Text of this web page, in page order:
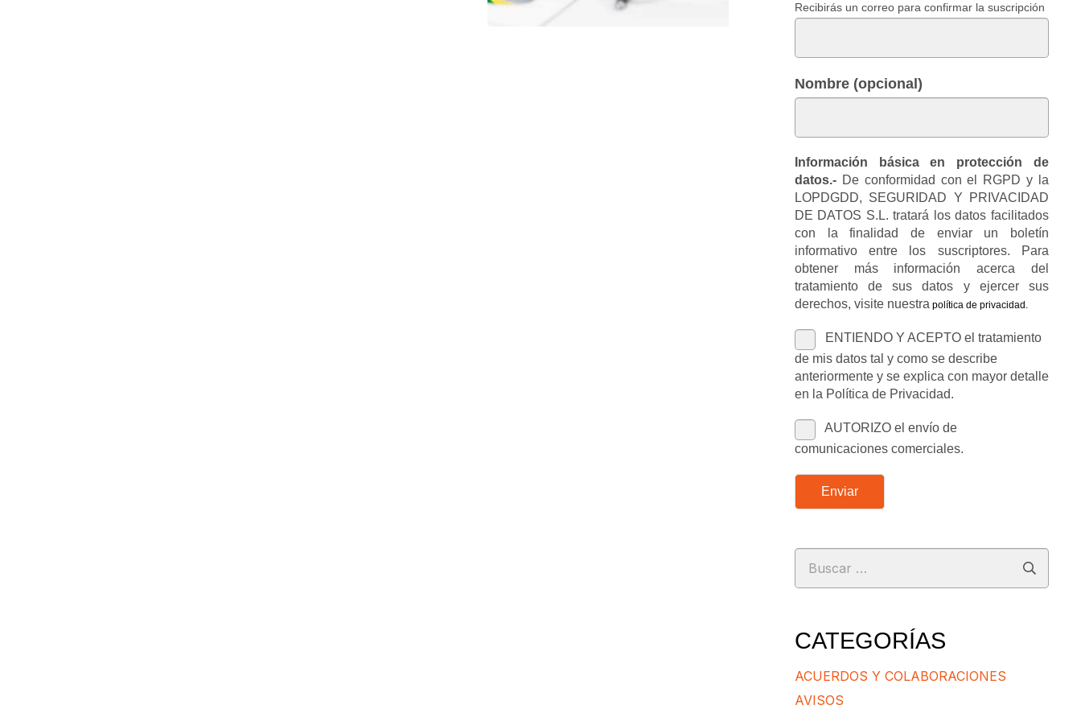
Recibirás un correo para confirmar la suscripción
Nombre (opcional)
Información básica en protección de
datos.-De conformidad con el RGPD y la
LOPDGDD, SEGURIDAD Y PRIVACIDAD
DE DATOS S.L. tratará los datos facilitados
con la finalidad de enviar un boletín
informativo entre los suscriptores. Para
obtener más información acerca del
tratamiento de sus datos y ejercer sus
derechos, visite nuestra política de privacidad .
ENTIENDO Y ACEPTO el tratamiento
de mis datos tal y como se describe
anteriormente y se explica con mayor detalle
en la Política de Privacidad.
AUTORIZO el envío de
comunicaciones comerciales.
Enviar
Buscar:
CATEGORÍAS
ACUERDOS Y COLABORACIONES
AVISOS